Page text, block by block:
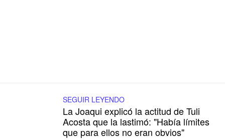
SEGUIR LEYENDO
La Joaqui explicó la actitud de Tuli
Acosta que la lastimó: "Había límites
que para ellos no eran obvios"